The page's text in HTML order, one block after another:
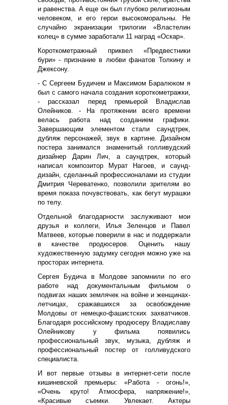
и равенства. А еще он был глубоко религиозным
человеком, и его герои высокоморальны. Не
случайно экранизации трилогии «Властелин
колец» в сумме заработали 11 наград «Оскар».
Короткометражный приквел «Предвестники
бури» - признание в любви фанатов Толкину и
Джексону.
- С Сергеем Будичем и Максимом Баралюком я
был с самого начала создания короткометражки,
- рассказал перед премьерой Владислав
Олейников. - На протяжении всего времени
велась работа над созданием графики.
Завершающим элементом стали саундтрек,
дубляж персонажей, звук в картине. Дизайном
постера занимался знаменитый голливудский
дизайнер Дарин Лич, а саундтрек, который
написал композитор Мурат Нагоев, и саунд-
дизайн, сделанный профессионалами из студии
Дмитрия Череватенко, позволили зрителям во
время показа почувствовать, как бегут мурашки
по телу.
Отдельной благодарности заслуживают мои
друзья и коллеги, Илья Зеленцов и Павел
Матвеев, которые поверили в нас и поддержали
в качестве продюсеров. Оценить нашу
художественную задумку сегодня можно уже на
просторах интернета.
Сергея Будича в Молдове запомнили по его
работе над документальным фильмом о
подвигах наших землячек на войне и женщинах-
летчицах, сражавшихся за освобождение
Молдовы от немецко-фашистских захватчиков.
Благодаря российскому продюсеру Владиславу
Олейникову у фильма появились
профессиональный звук, музыка, дубляж и
профессиональный постер от голливудского
специалиста.
И вот первые отзывы в интернет-сети после
кишиневской премьеры: «Работа - огонь!»,
«Очень круто! Атмосфера, напряжение!»,
«Красивые съемки. Увлекает. Актеры